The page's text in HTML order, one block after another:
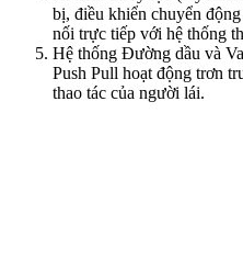
bị, điều khiển chuyển
nối trực tiếp với hệ thống
Hệ thống Đường dầu và
Push Pull hoạt động trơn
thao tác của người lái.